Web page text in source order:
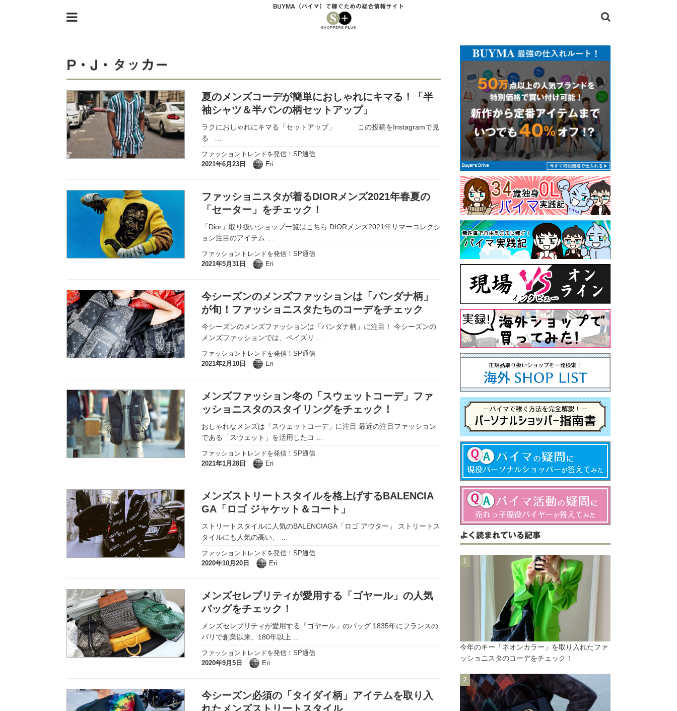
HOME
34歳独身OLバイマ実践記
無在庫で自由気ままに稼ぐ！バイマ実践記
ファッショントレンドを発信！SP通信
BUYMAで人気のブランド
バイマの疑問に現役パーソナルショッパーが答えてみた
バイマ活動の疑問に売れっ子現役バイヤーが答えてみた
実録！海外ショップで買ってみた！
BUYMA（バイマ）で稼ぐための総合情報サイト
P・J・タッカー
夏のメンズコーデが簡単におしゃれにキマる！「半
袖シャツ＆半パンの柄セットアップ」
ラクにおしゃれにキマる「セットアップ」 この投稿をInstagramで見
る
ファッショントレンドを発信！SP通信
2021年6月23日
Eri
ファッショニスタが着るDIORメンズ2021年春夏の
「セーター」をチェック！
「Dior」取り扱いショップ一覧はこちら DIORメンズ2021年サマーコレクシ
ョン注目のアイテム
ファッショントレンドを発信！SP通信
2021年5月31日
Eri
今シーズンのメンズファッションは「バンダナ柄」
が旬！ファッショニスタたちのコーデをチェック
今シーズンのメンズファッションは「バンダナ柄」に注目！ 今シーズンの
メンズファッションでは、ペイズリ
ファッショントレンドを発信！SP通信
2021年2月10日
Eri
メンズファッション冬の「スウェットコーデ」ファ
ッショニスタのスタイリングをチェック！
おしゃれなメンズは「スウェットコーデ」に注目 最近の注目ファッション
である「スウェット」を活用したコ
ファッショントレンドを発信！SP通信
2021年1月28日
Eri
メンズストリートスタイルを格上げするBALENCIA
GA「ロゴ ジャケット＆コート」
ストリートスタイルに人気のBALENCIAGA「ロゴ アウター」 ストリートス
タイルにも人気の高い、
ファッショントレンドを発信！SP通信
2020年10月20日
Eri
メンズセレブリティが愛用する「ゴヤール」の人気
バッグをチェック！
メンズセレブリティが愛用する「ゴヤール」のバッグ 1835年にフランスの
パリで創業以来、180年以上
ファッショントレンドを発信！SP通信
2020年9月5日
Eri
今シーズン必須の「タイダイ柄」アイテムを取り入
れたメンズストリートスタイル
よく読まれている記事
今年のキー「ネオンカラー」を取り入れたファ
ッショニスタのコーデをチェック！